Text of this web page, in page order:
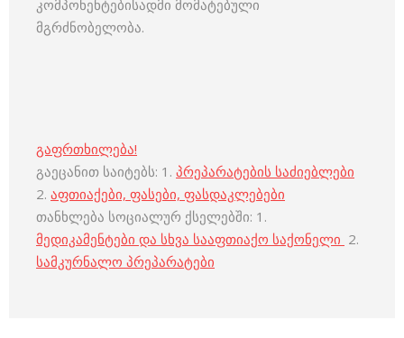
კომპონენტებისადმი მომატებული
მგრძნობელობა.
გაფრთხილება!
გაეცანით საიტებს: 1. პრეპარატების საძიებლები
2. აფთიაქები, ფასები, ფასდაკლებები
თანხლება სოციალურ ქსელებში: 1.
მედიკამენტები და სხვა სააფთიაქო საქონელი 2.
სამკურნალო პრეპარატები